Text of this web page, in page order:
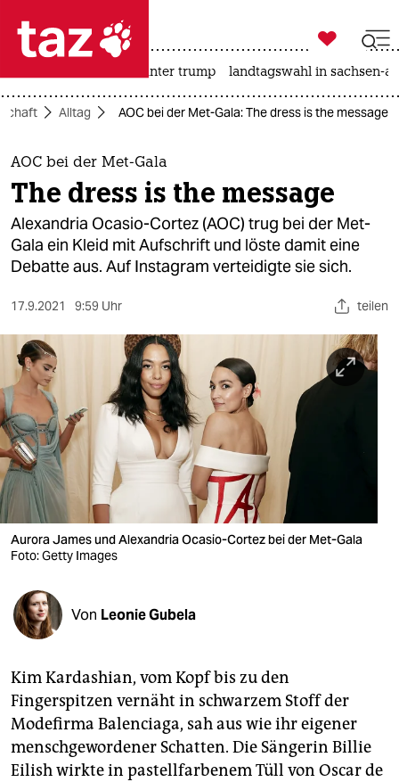
 taz zahl ich
taz zahl ich
themen
politik
öko
sport
berlin
nord
wahrheit
verlag
verlag
veranstaltungen
shop
unterstützen
abo
genossenschaft

taz zahl ich
usa unter trump landtagswahl in sachsen-
Alltag AOC bei der Met-Gala: The dress is the message
AOC bei der Met-Gala
The dress is the message
Alexandria Ocasio-Cortez (AOC) trug bei der Met-
Gala ein Kleid mit Aufschrift und löste damit eine
Debatte aus. Auf Instagram verteidigte sie sich.
17.9.2021 9:59 Uhr teilen
Aurora James und Alexandria Ocasio-Cortez bei der Met-Gala
Foto: Getty Images
Von Leonie Gubela
Kim Kardashian, vom Kopf bis zu den
Fingerspitzen vernäht in schwarzem Stoff der
Modefirma Ba­len­ciaga, sah aus wie ihr eigener
menschgewordener Schatten. Die Sängerin Billie
Eilish wirkte in pastellfarbenem Tüll von Oscar de